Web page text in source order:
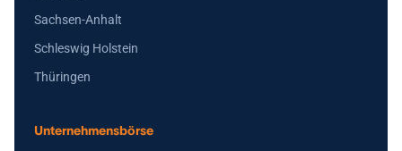
Sachsen-Anhalt
Schleswig Holstein
Thüringen
Unternehmensbörse